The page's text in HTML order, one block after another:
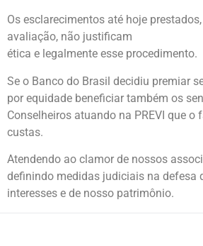
Os esclarecimentos até hoje
avaliação, não justificam
ética e legalmente esse procedimento.
Se o Banco do Brasil decidiu premiar
por equidade beneficiar também os
Conselheiros atuando na PREVI que o
custas.
Atendendo ao clamor de nossos
definindo medidas judiciais na defesa
interesses e de nosso patrimônio.